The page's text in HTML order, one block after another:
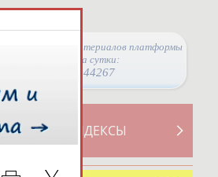
Просмотры материалов платформы
за сутки:
44267
СВОДНЫЕ ИНДЕКСЫ